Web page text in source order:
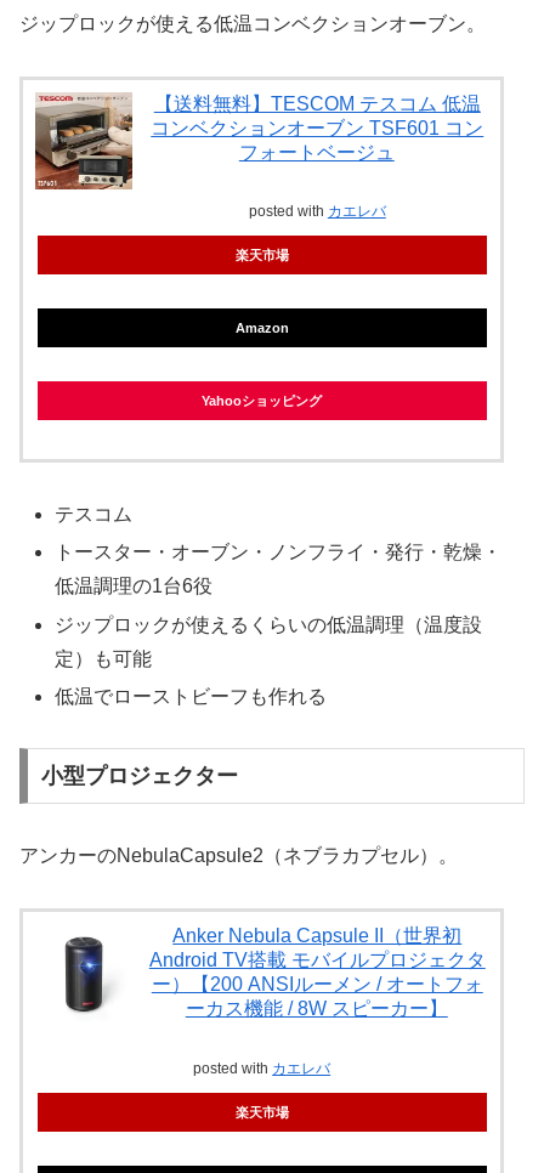
ジップロックが使える低温コンベクションオーブン。
【送料無料】TESCOM テスコム 低温
コンベクションオーブン TSF601 コン
フォートベージュ
posted with カエレバ
楽天市場
Amazon
Yahooショッピング
テスコム
トースター・オーブン・ノンフライ・発行・乾燥・
低温調理の1台6役
ジップロックが使えるくらいの低温調理（温度設
定）も可能
低温でローストビーフも作れる
小型プロジェクター
アンカーのNebulaCapsule2（ネブラカプセル）。
Anker Nebula Capsule II（世界初
Android TV搭載 モバイルプロジェクタ
ー）【200 ANSIルーメン / オートフォ
ーカス機能 / 8W スピーカー】
posted with カエレバ
楽天市場